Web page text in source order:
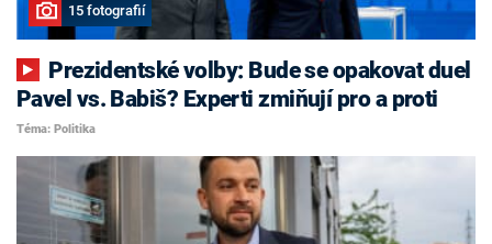
15 fotografií
Pavel vs. Babiš? Experti zmiňují pro a proti
Téma: Politika